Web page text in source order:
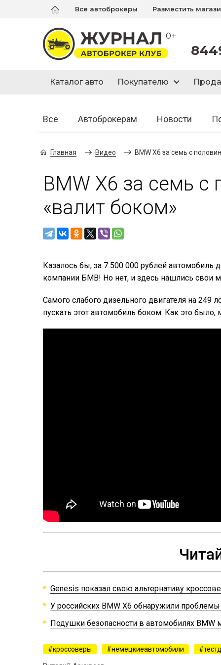
Все автоброкеры Разместить
0+
Каталог авто Покупателю
Все Автоброкерам Новости
Главная Видео BMW X6 за семь с
BMW X6 за семь
«валит боком»
Казалось бы, за 7 500 000 рублей
компании БМВ! Но нет, и здесь нашлись свои
Самого слабого дизельного двигателя на 249
пускать этот автомобиль боком. Как это
Genesis показал свою альтернативу
У российских BMW X6 обнаружили
Подушки безопасности в автомобилях BMW
кроссоверы немецкиеавтомобили